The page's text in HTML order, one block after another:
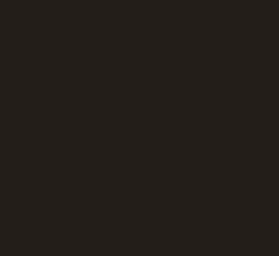
于风量测量，需配连